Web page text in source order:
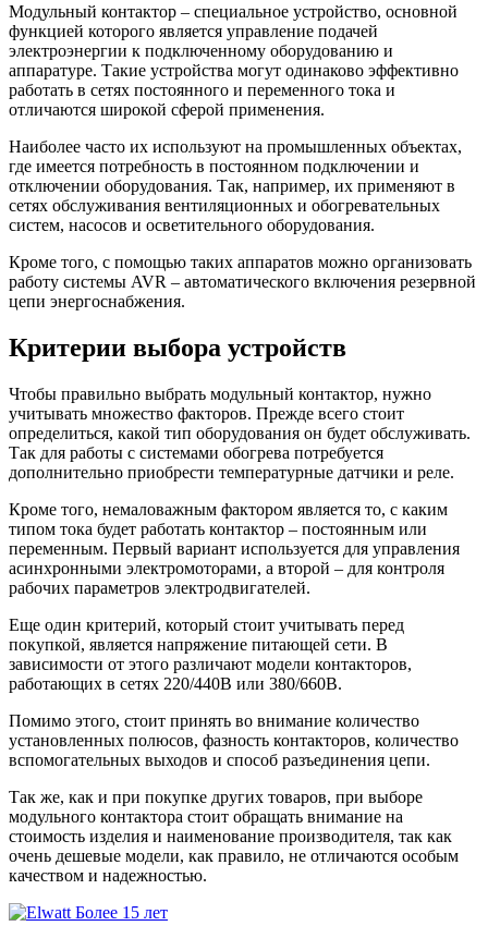
Модульный контактор – специальное устройство, основной
функцией которого является управление подачей
электроэнергии к подключенному оборудованию и
аппаратуре. Такие устройства могут одинаково эффективно
работать в сетях постоянного и переменного тока и
отличаются широкой сферой применения.
Наиболее часто их используют на промышленных объектах,
где имеется потребность в постоянном подключении и
отключении оборудования. Так, например, их применяют в
сетях обслуживания вентиляционных и обогревательных
систем, насосов и осветительного оборудования.
Кроме того, с помощью таких аппаратов можно организовать
работу системы AVR – автоматического включения резервной
цепи энергоснабжения.
Критерии выбора устройств
Чтобы правильно выбрать модульный контактор, нужно
учитывать множество факторов. Прежде всего стоит
определиться, какой тип оборудования он будет обслуживать.
Так для работы с системами обогрева потребуется
дополнительно приобрести температурные датчики и реле.
Кроме того, немаловажным фактором является то, с каким
типом тока будет работать контактор – постоянным или
переменным. Первый вариант используется для управления
асинхронными электромоторами, а второй – для контроля
рабочих параметров электродвигателей.
Еще один критерий, который стоит учитывать перед
покупкой, является напряжение питающей сети. В
зависимости от этого различают модели контакторов,
работающих в сетях 220/440В или 380/660В.
Помимо этого, стоит принять во внимание количество
установленных полюсов, фазность контакторов, количество
вспомогательных выходов и способ разъединения цепи.
Так же, как и при покупке других товаров, при выборе
модульного контактора стоит обращать внимание на
стоимость изделия и наименование производителя, так как
очень дешевые модели, как правило, не отличаются особым
качеством и надежностью.
Более 15 лет